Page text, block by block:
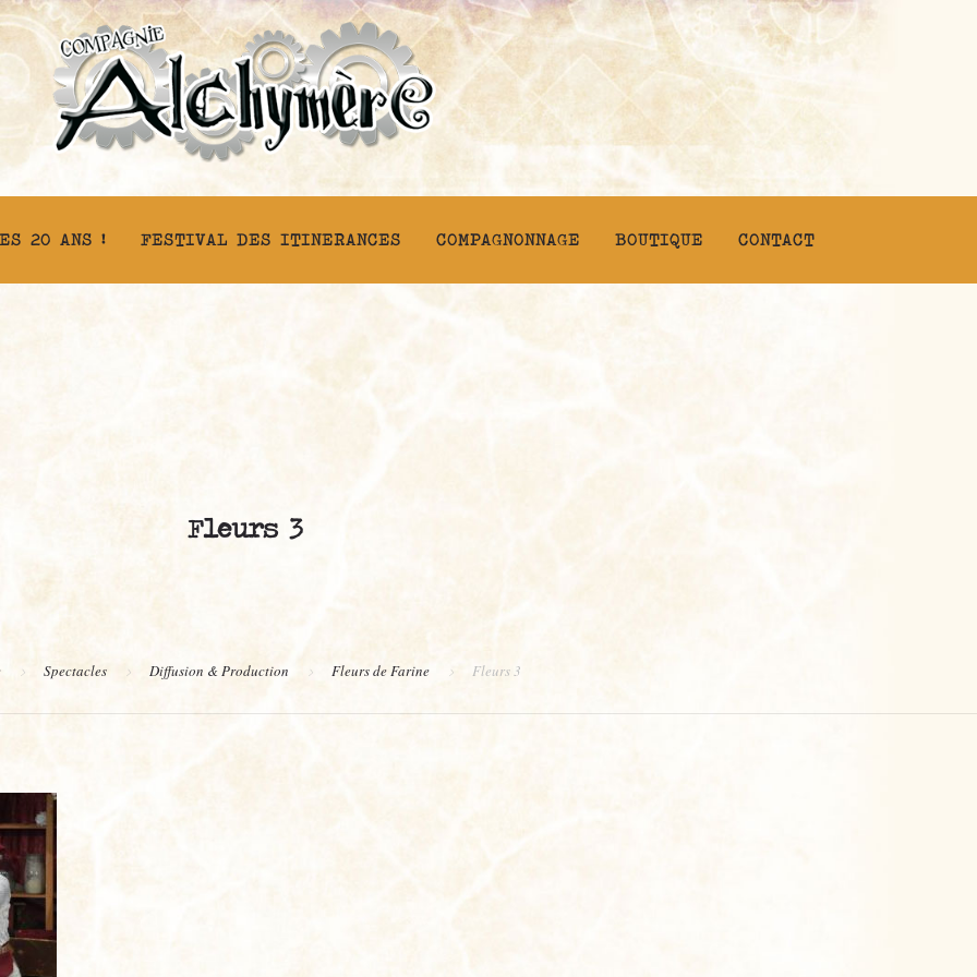
20 ANS ! FESTIVAL DES ITINERANCES COMPAGNONNAGE BOUTIQUE CONTACT
Fleurs 3
Spectacles Diffusion & Production Fleurs de Farine Fleurs 3